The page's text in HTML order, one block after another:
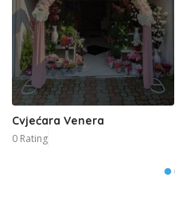
Cvjećara Venera
0 Rating